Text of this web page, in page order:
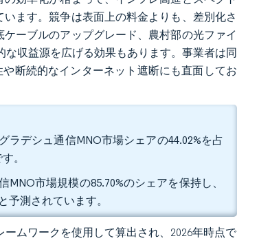
ます。競争は表面上の料金よりも、差別化さ
ーブルのアップグレード、農村部の光ファイ
収益源を広げる効果もあります。事業者は同
断続的なインターネット遮断にも直面してお
デシュ通信MNO市場シェアの44.02%を占
。
市場規模の85.70%のシェアを保持し、
予測されています。
ムワークを使用して算出され、2026年時点で